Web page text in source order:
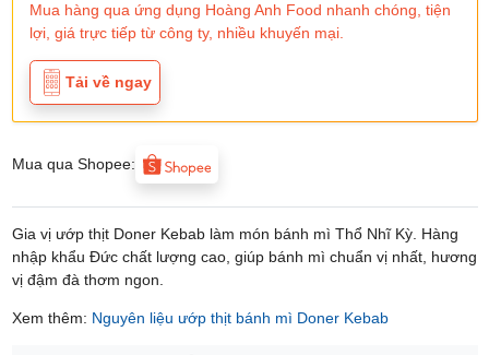
Mua hàng qua ứng dụng Hoàng Anh Food nhanh chóng, tiện
lợi, giá trực tiếp từ công ty, nhiều khuyến mại.
Tải về ngay
Mua qua Shopee:
Gia vị ướp thịt Doner Kebab làm món bánh mì Thổ Nhĩ Kỳ. Hàng
nhập khẩu Đức chất lượng cao, giúp bánh mì chuẩn vị nhất, hương
vị đậm đà thơm ngon.
Xem thêm: Nguyên liệu ướp thịt bánh mì Doner Kebab